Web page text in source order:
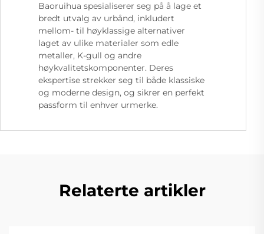
Baoruihua spesialiserer seg på å lage et
bredt utvalg av urbånd, inkludert
mellom- til høyklassige alternativer
laget av ulike materialer som edle
metaller, K-gull og andre
høykvalitetskomponenter. Deres
ekspertise strekker seg til både klassiske
og moderne design, og sikrer en perfekt
passform til enhver urmerke.
Relaterte artikler